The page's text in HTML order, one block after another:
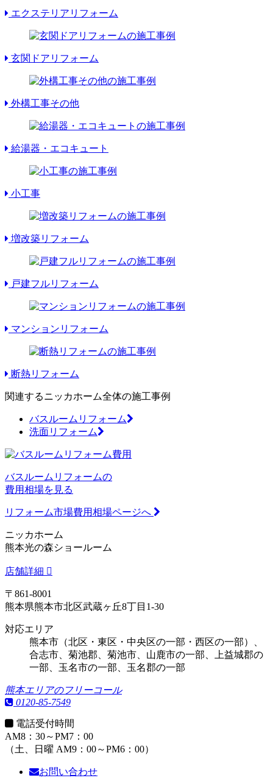
エクステリアリフォーム
玄関ドアリフォーム
外構工事その他
給湯器・エコキュート
小工事
増改築リフォーム
戸建フルリフォーム
マンションリフォーム
断熱リフォーム
関連するニッカホーム全体の施工事例
バスルームリフォーム
洗面リフォーム
バスルームリフォームの
費用相場を見る
リフォーム市場費用相場ページへ
ニッカホーム
熊本光の森ショールーム
店舗詳細
〒861-8001
熊本県熊本市北区武蔵ヶ丘8丁目1-30
対応エリア
熊本市（北区・東区・中央区の一部・西区の一部）、
合志市、菊池郡、菊池市、山鹿市の一部、上益城郡の
一部、玉名市の一部、玉名郡の一部
熊本エリアのフリーコール
0120-85-7549
電話受付時間
AM8：30～PM7：00
（土、日曜 AM9：00～PM6：00）
お問い合わせ